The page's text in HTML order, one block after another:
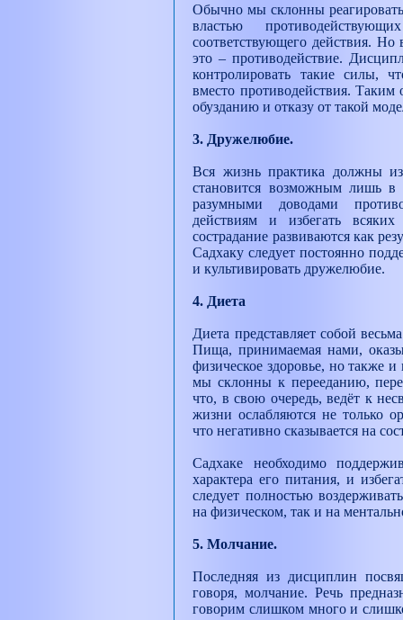
Обычно мы склонны
властью
соответствующего действия. Но
это – противодействие.
контролировать такие силы,
вместо противодействия.
обузданию и отказу от такой
3. Дружелюбие.
Вся жизнь практика должны
становится возможным лишь в
разумными доводами
действиям и избегать
сострадание развиваются как
Садхаку следует постоянно
и культивировать дружелюбие.
4. Диета
Диета представляет собой
Пища, принимаемая нами,
физическое здоровье, но также
мы склонны к перееданию,
что, в свою очередь, ведёт к
жизни ослабляются не только
что негативно сказывается на
Садхаке необходимо
характера его питания, и
следует полностью
на физическом, так и на
5. Молчание.
Последняя из дисциплин
говоря, молчание. Речь
говорим слишком много и